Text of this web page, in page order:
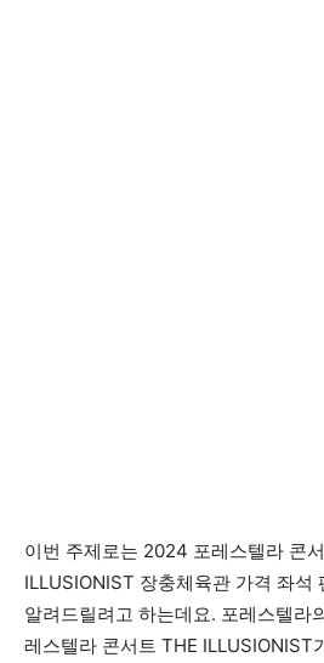
이번 주제로는 2024 포레스텔라 콘
ILLUSIONIST 장충체육관 가격 좌석
알려드릴려고 하는데요. 포레스텔라
레스텔라 콘서트 THE ILLUSIONIST